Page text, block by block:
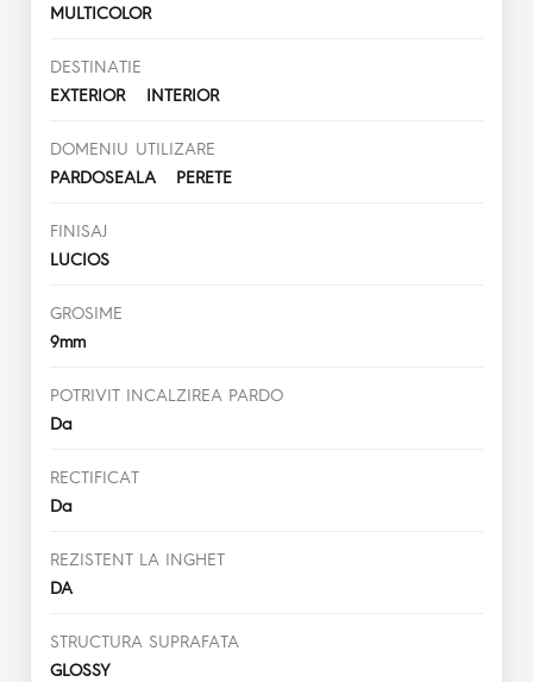
MULTICOLOR
DESTINATIE
EXTERIOR INTERIOR
DOMENIU UTILIZARE
PARDOSEALA PERETE
FINISAJ
LUCIOS
GROSIME
9mm
POTRIVIT INCALZIREA PARDO
Da
RECTIFICAT
Da
REZISTENT LA INGHET
DA
STRUCTURA SUPRAFATA
GLOSSY